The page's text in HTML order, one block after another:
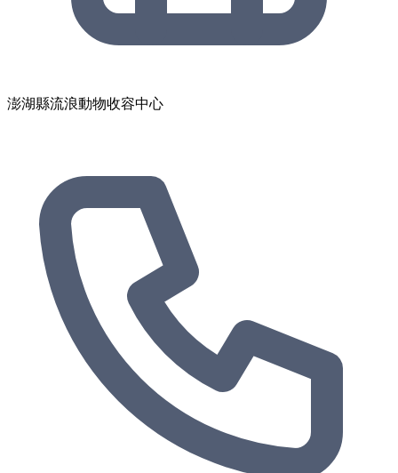
澎湖縣流浪動物收容中心